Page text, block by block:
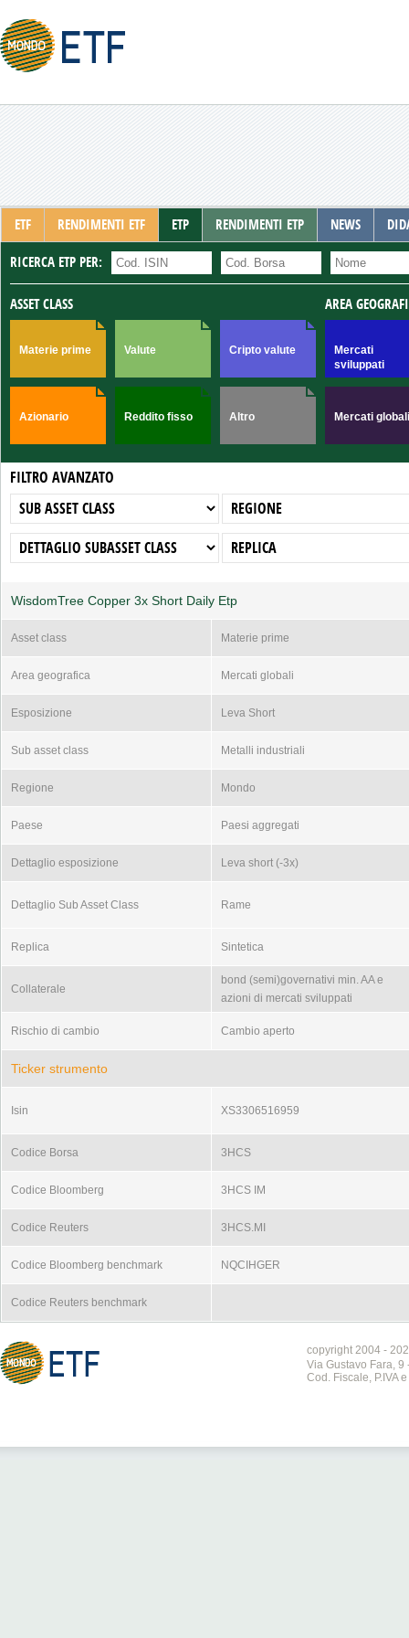
ETF RENDIMENTI ETF ETP RENDIMENTI ETP NEWS
RICERCA ETP PER:
ASSET CLASS
Materie prime Valute Cripto valute
Azionario Reddito fisso Altro
AREA
Mercati
sviluppati
Mercati globali
FILTRO AVANZATO
WisdomTree Copper 3x Short Daily Etp
Asset class Materie prime
Area geografica Mercati globali
Esposizione Leva Short
Sub asset class Metalli industriali
Regione Mondo
Paese Paesi aggregati
Dettaglio esposizione Leva short (-3x)
Dettaglio Sub Asset Class Rame
Replica Sintetica
Collaterale
bond (semi)governativi min. AA e
azioni di mercati sviluppati
Rischio di cambio Cambio aperto
Ticker strumento
Isin XS3306516959
Codice Borsa 3HCS
Codice Bloomberg 3HCS IM
Codice Reuters 3HCS.MI
Codice Bloomberg benchmark NQCIHGER
Codice Reuters benchmark
copyright 2004 -
Via Gustavo Fara, 9
Cod. Fiscale, P.IVA